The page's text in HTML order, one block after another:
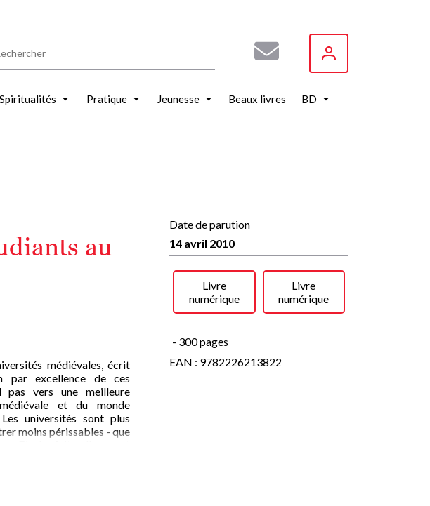
Spiritualités Pratique Jeunesse Beaux livres BD
au
médiévales, écrit
par excellence de ces
vers une meilleure
et du monde
universités sont plus
moins périssables - que
Date de parution
14 avril 2010
Livre
numérique
Livre
numérique
- 300 pages
EAN : 9782226213822